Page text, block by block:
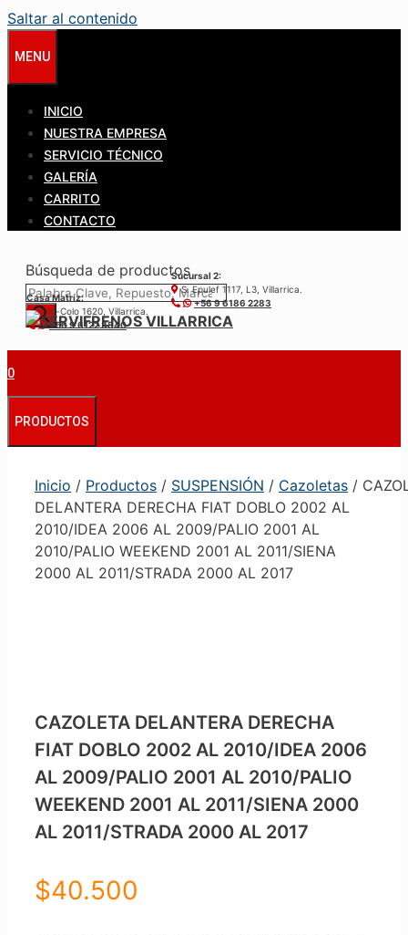
Saltar al contenido
MENU
INICIO
NUESTRA EMPRESA
SERVICIO TÉCNICO
GALERÍA
CARRITO
CONTACTO
Búsqueda de productos
Casa Matríz:
Colo-Colo 1620, Villarrica.
+56 9 6122 3840
Sucursal 2:
S. Epulef 1117, L3, Villarrica.
+56 9 6186 2283
0
PRODUCTOS
Inicio / Productos / SUSPENSIÓN / Cazoletas /
DELANTERA DERECHA FIAT DOBLO 2002 AL
2010/IDEA 2006 AL 2009/PALIO 2001 AL
2010/PALIO WEEKEND 2001 AL 2011/SIENA
2000 AL 2011/STRADA 2000 AL 2017
CAZOLETA DELANTERA DERECHA
FIAT DOBLO 2002 AL 2010/IDEA 2006
AL 2009/PALIO 2001 AL 2010/PALIO
WEEKEND 2001 AL 2011/SIENA 2000
AL 2011/STRADA 2000 AL 2017
$40.500